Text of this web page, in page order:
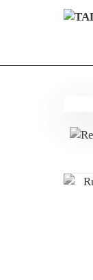
Menü überspringen